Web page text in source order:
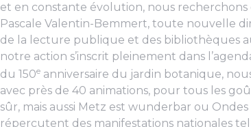
et en constante évolution, nous
Pascale Valentin-Bemmert, toute nouvelle
de la lecture publique et des bibliothèques
notre action s’inscrit pleinement dans
du 150e anniversaire du jardin botanique,
avec près de 40 animations, pour tous les
sûr, mais aussi Metz est wunderbar ou
répercutent des manifestations nationales